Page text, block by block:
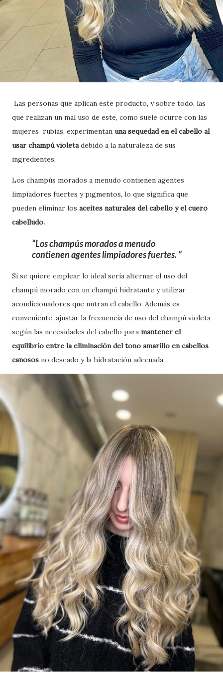
Las personas que aplican este producto, y sobre todo, las
que realizan un mal uso de este, como suele ocurre con las
mujeres rubias, experimentan una sequedad en el cabello al
usar champú violetadebido a la naturaleza de sus
ingredientes.
Los champús morados a menudo contienen agentes
limpiadores fuertes y pigmentos, lo que significa que
pueden eliminar los aceites naturales del cabello y el cuero
cabelludo.
Los champús morados a menudo
contienen agentes limpiadores fuertes.
Si se quiere emplear lo ideal sería alternar el uso del
champú morado con un champú hidratante y utilizar
acondicionadores que nutran el cabello. Además es
conveniente, ajustar la frecuencia de uso del champú violeta
según las necesidades del cabello para mantener el
equilibrio entre la eliminación del tono amarillo en cabellos
canosos no deseado y la hidratación adecuada.